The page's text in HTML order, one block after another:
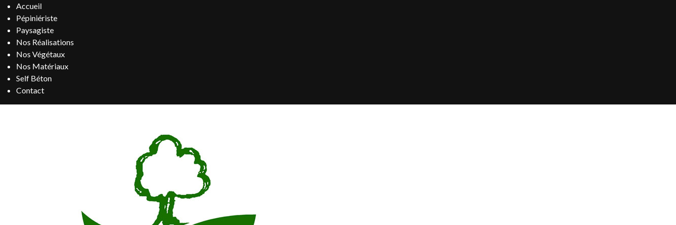
Accueil
Pépiniériste
Paysagiste
Nos Réalisations
Nos Végétaux
Nos Matériaux
Self Béton
Contact